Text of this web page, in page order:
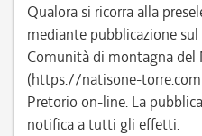
Qualora si ricorra alla
mediante pubblicazione
Comunità di montagna del
(https://natisone-
Pretorio on-line. La
notifica a tutti gli effetti.